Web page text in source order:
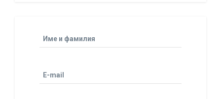
Име и фамилия
E-mail